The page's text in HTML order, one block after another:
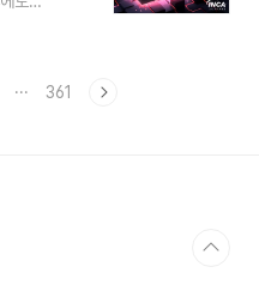
화 및 로
계속돼
버전이다.
했다. 이
··· 361